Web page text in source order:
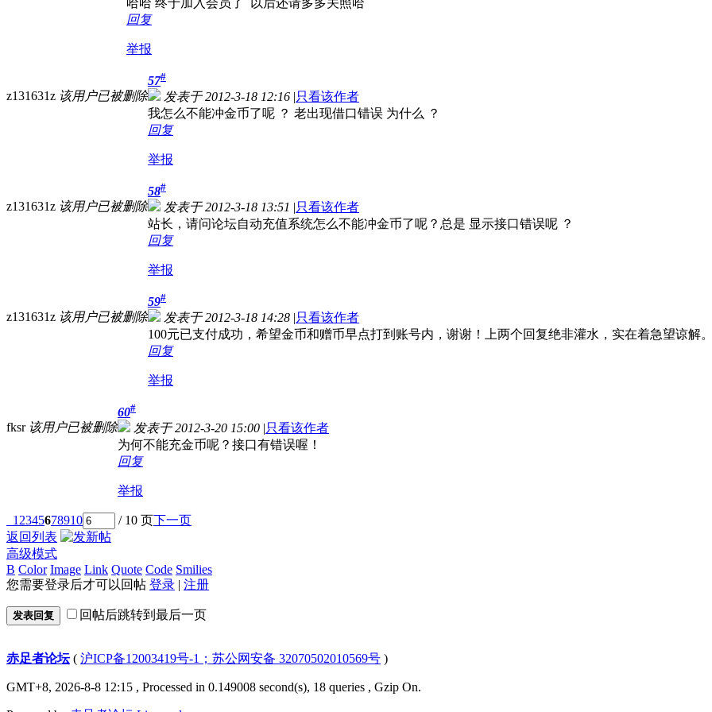
哈哈 终于加入会员了 以后还请多多关照哈
回复
举报
z131631z 该用户已被删除
57#
发表于 2012-3-18 12:16 |只看该作者
我怎么不能冲金币了呢 ？ 老出现借口错误 为什么 ？
回复
举报
z131631z 该用户已被删除
58#
发表于 2012-3-18 13:51 |只看该作者
站长，请问论坛自动充值系统怎么不能冲金币了呢？总是 显示接口错误呢 ？
回复
举报
z131631z 该用户已被删除
59#
发表于 2012-3-18 14:28 |只看该作者
100元已支付成功，希望金币和赠币早点打到账号内，谢谢！上两个回复绝非灌水，实在着急望谅解
回复
举报
fksr 该用户已被删除
60#
发表于 2012-3-20 15:00 |只看该作者
为何不能充金币呢？接口有错误喔！
回复
举报
1 2345678910 / 10 页下一页
返回列表
高级模式
B Color Image Link Quote Code Smilies
您需要登录后才可以回帖 登录 | 注册
发表回复 回帖后跳转到最后一页
赤足者论坛( 沪ICP备12003419号-1；苏公网安备 32070502010569号 )
GMT+8, 2026-8-8 12:15 , Processed in 0.149008 second(s), 18 queries , Gzip On.